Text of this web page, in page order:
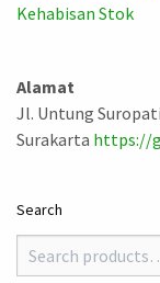
Kehabisan Stok
Alamat
Jl. Untung
Surakarta https://
Search